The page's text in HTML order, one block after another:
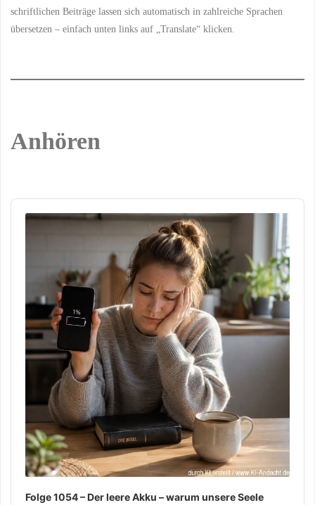
schriftlichen Beiträge lassen sich automatisch in zahlreiche Sprachen
übersetzen – einfach unten links auf „Translate“ klicken.
Anhören
Audio
Player
Folge 1054 – Der leere Akku – warum unsere Seele